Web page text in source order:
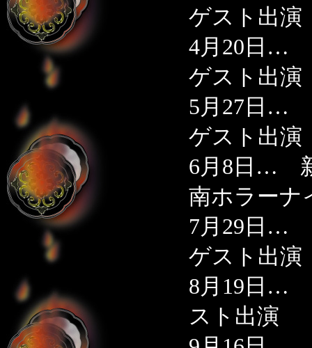
ゲスト出演
4月20日…
ゲスト出演
5月27日…
ゲスト出演
6月8日…
南ホラーナ
7月29日…
ゲスト出演
8月19日…
スト出演